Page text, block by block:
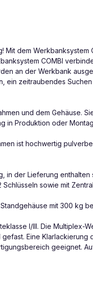
dem Werkbanksystem
COMBI
an der Werkbank
ein zeitraubendes
und dem Gehäuse.
in Produktion oder
ist hochwertig
in der Lieferung enthalten
sowie mit
mit 300 kg
I/III. Die Multiplex-
Eine Klarlackierung
geeignet.